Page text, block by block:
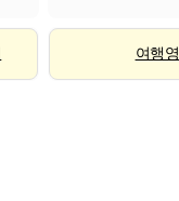
여행